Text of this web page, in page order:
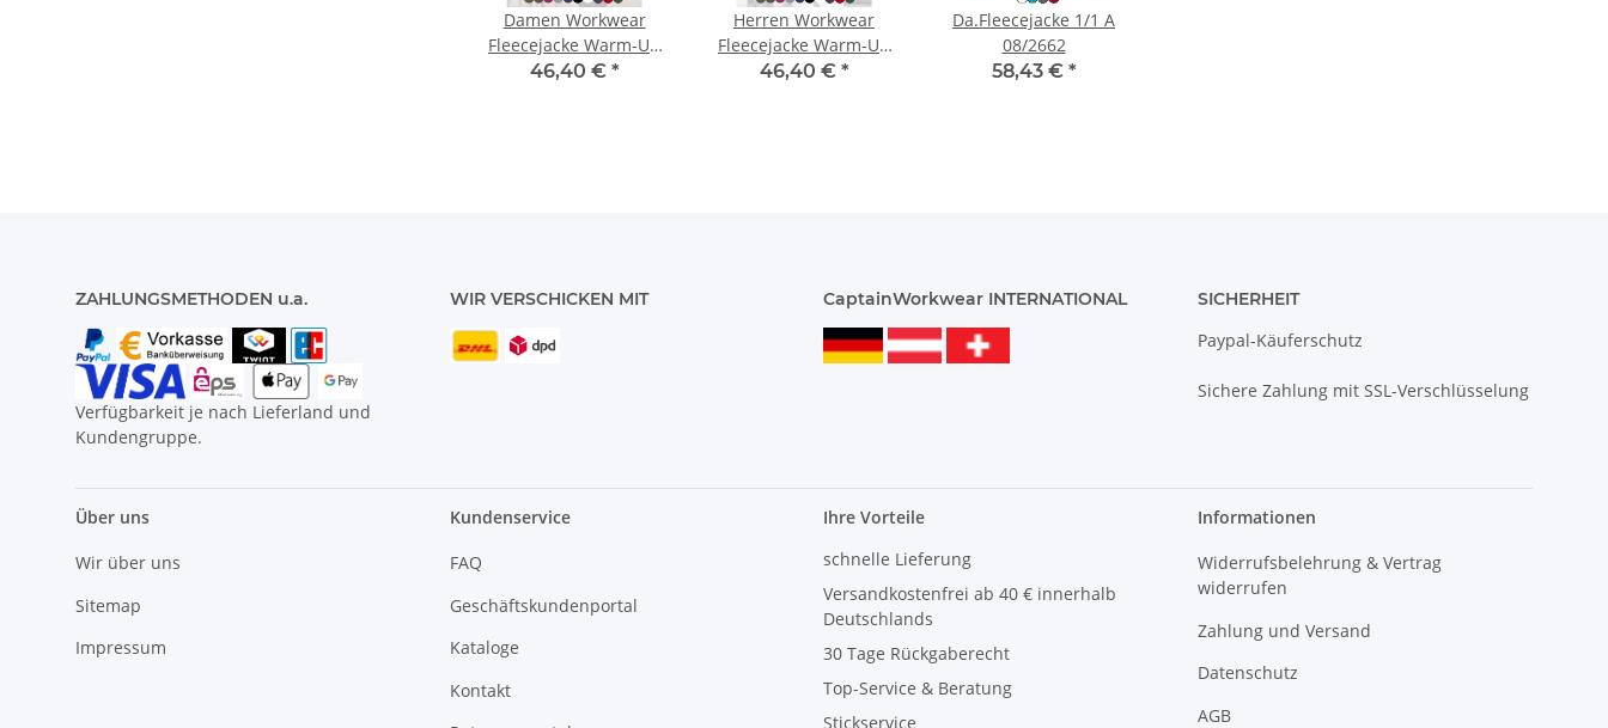
Damen Workwear
Fleecejacke Warm-Up
Modell JF22
46,40 € *
Herren Workwear
Fleecejacke Warm-Up
Modell JM37
46,40 € *
Da.Fleecejacke 1/1 A
08/2662
58,43 € *
ZAHLUNGSMETHODEN u.a.
Verfügbarkeit je nach Lieferland und
Kundengruppe.
WIR VERSCHICKEN MIT CaptainWorkwear INTERNATIONAL SICHERHEIT
Paypal-Käuferschutz
Sichere Zahlung mit SSL-Verschlüsselung
Über uns
Wir über uns
Sitemap
Impressum
Kundenservice
FAQ
Geschäftskundenportal
Kataloge
Kontakt
Ihre Vorteile
schnelle Lieferung
Versandkostenfrei ab 40 € innerhalb
Deutschlands
30 Tage Rückgaberecht
Top-Service & Beratung
Stickservice
Informationen
Widerrufsbelehrung & Vertrag
widerrufen
Zahlung und Versand
Datenschutz
AGB